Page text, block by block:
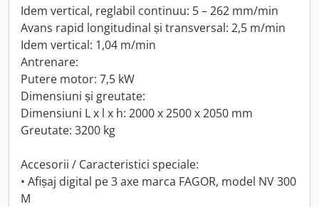
Idem vertical, reglabil continuu: 5 – 262 mm/min
Avans rapid longitudinal și transversal: 2,5 m/min
Idem vertical: 1,04 m/min
Antrenare:
Putere motor: 7,5 kW
Dimensiuni și greutate:
Dimensiuni L x l x h: 2000 x 2500 x 2050 mm
Greutate: 3200 kg
Accesorii / Caracteristici speciale:
• Afișaj digital pe 3 axe marca FAGOR, model NV 300
M